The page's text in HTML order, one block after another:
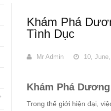
Khám Phá
Tình Dục
Mr Admin 10,
Khám Phá
Trong thế giới hiện đại,